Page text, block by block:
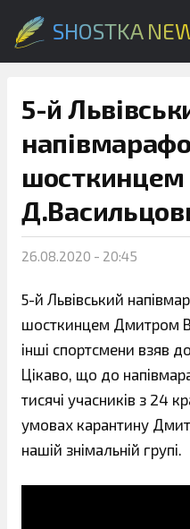
SHOSTKA
5-й
шосткинцем
26.08.2020 - 20:45
5-й Львівський
шосткинцем Дмитром
інші спортсмени взяв
Цікаво, що до
тисячі учасників з 24
умовах карантину
нашій знімальній групі.